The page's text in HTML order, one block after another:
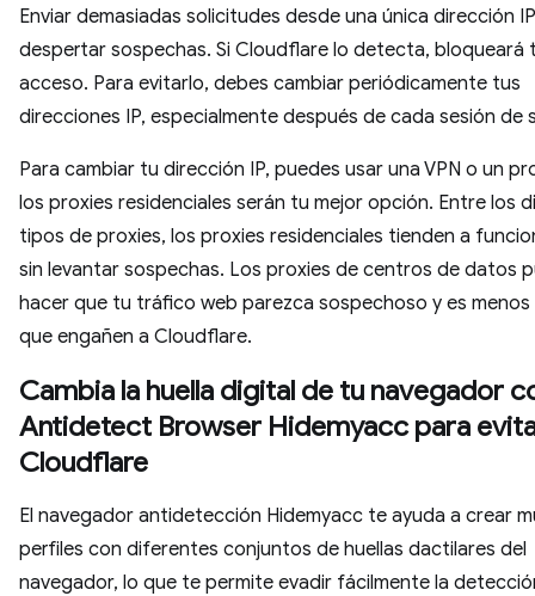
Enviar demasiadas solicitudes desde una única dirección
despertar sospechas. Si Cloudflare lo detecta, bloqueará
acceso. Para evitarlo, debes cambiar periódicamente tus
direcciones IP, especialmente después de cada sesión de
Para cambiar tu dirección IP, puedes usar una VPN o un
los proxies residenciales serán tu mejor opción. Entre los
tipos de proxies, los proxies residenciales tienden a
sin levantar sospechas. Los proxies de centros de datos
hacer que tu tráfico web parezca sospechoso y es
que engañen a Cloudflare.
Cambia la huella digital de tu navegador
Antidetect Browser Hidemyacc para
Cloudflare
El navegador antidetección Hidemyacc te ayuda a crear
perfiles con diferentes conjuntos de huellas dactilares del
navegador, lo que te permite evadir fácilmente la